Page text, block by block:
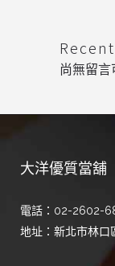
尚無留言
大洋優質當舖
電話：02-2602-
地址：新北市林口